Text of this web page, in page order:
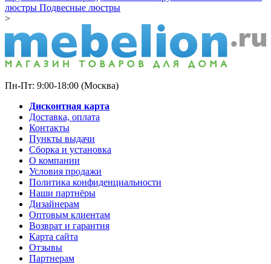
люстры Подвесные люстры
>
Пн-Пт: 9:00-18:00 (Москва)
Дисконтная карта
Доставка, оплата
Контакты
Пункты выдачи
Сборка и установка
О компании
Условия продажи
Политика конфиденциальности
Наши партнёры
Дизайнерам
Оптовым клиентам
Возврат и гарантия
Карта сайта
Отзывы
Партнерам